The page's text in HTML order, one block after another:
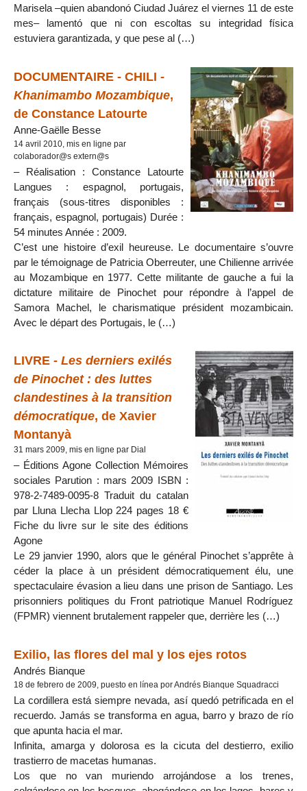
Marisela –quien abandonó Ciudad Juárez el viernes 11 de este
mes– lamentó que ni con escoltas su integridad física
estuviera garantizada, y que pese al (…)
DOCUMENTAIRE - CHILI -
Khanimambo Mozambique,
de Constance Latourte
Anne-Gaëlle Besse
14 avril 2010, mis en ligne par
colaborador@s extern@s
– Réalisation : Constance Latourte
Langues : espagnol, portugais,
français (sous-titres disponibles :
français, espagnol, portugais) Durée :
54 minutes Année : 2009.
C’est une histoire d’exil heureuse. Le documentaire s’ouvre
par le témoignage de Patricia Oberreuter, une Chilienne arrivée
au Mozambique en 1977. Cette militante de gauche a fui la
dictature militaire de Pinochet pour répondre à l’appel de
Samora Machel, le charismatique président mozambicain.
Avec le départ des Portugais, le (…)
LIVRE - Les derniers exilés
de Pinochet : des luttes
clandestines à la transition
démocratique, de Xavier
Montanyà
31 mars 2009, mis en ligne par Dial
– Éditions Agone Collection Mémoires
sociales Parution : mars 2009 ISBN :
978-2-7489-0095-8 Traduit du catalan
par Lluna Llecha Llop 224 pages 18 €
Fiche du livre sur le site des éditions
Agone
Le 29 janvier 1990, alors que le général Pinochet s’apprête à
céder la place à un président démocratiquement élu, une
spectaculaire évasion a lieu dans une prison de Santiago. Les
prisonniers politiques du Front patriotique Manuel Rodríguez
(FPMR) viennent brutalement rappeler que, derrière les (…)
Exilio, las flores del mal y los ejes rotos
Andrés Bianque
18 de febrero de 2009, puesto en línea por Andrés Bianque Squadracci
La cordillera está siempre nevada, así quedó petrificada en el
recuerdo. Jamás se transforma en agua, barro y brazo de río
que apunta hacia el mar.
Infinita, amarga y dolorosa es la cicuta del destierro, exilio
trastierro de macetas humanas.
Los que no van muriendo arrojándose a los trenes,